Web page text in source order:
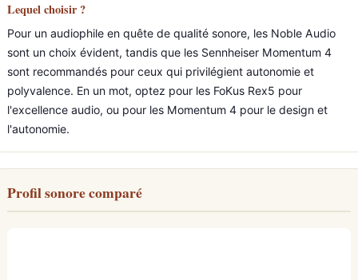
Lequel choisir ?
Pour un audiophile en quête de qualité sonore, les Noble Audio
sont un choix évident, tandis que les Sennheiser Momentum 4
sont recommandés pour ceux qui privilégient autonomie et
polyvalence. En un mot, optez pour les FoKus Rex5 pour
l'excellence audio, ou pour les Momentum 4 pour le design et
l'autonomie.
Profil sonore comparé